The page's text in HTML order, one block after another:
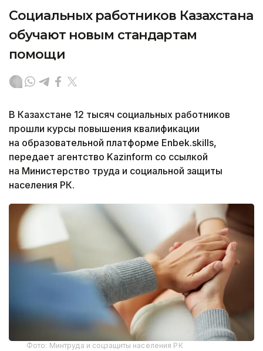
Социальных работников Казахстана
обучают новым стандартам
помощи
В Казахстане 12 тысяч социальных работников
прошли курсы повышения квалификации
на образовательной платформе Enbek.skills,
передает агентство Kazinform со ссылкой
на Министерство труда и социальной защиты
населения РК.
Фото: Минтруда и соцзащиты населения РК